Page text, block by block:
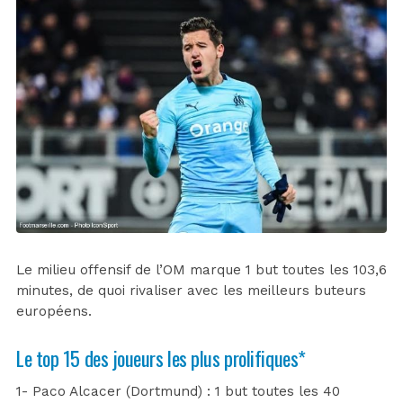
Le milieu offensif de l’OM marque 1 but toutes les 103,6
minutes, de quoi rivaliser avec les meilleurs buteurs
européens.
Le top 15 des joueurs les plus prolifiques*
1- Paco Alcacer (Dortmund) : 1 but toutes les 40